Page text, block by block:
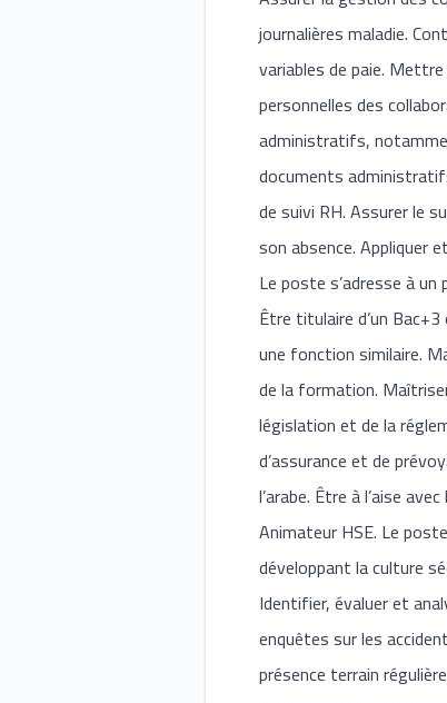
journalières maladie.
variables de paie.
personnelles des
administratifs,
documents
de suivi RH. Assurer le
son absence. Appliquer
Le poste s’adresse à
Être titulaire d’un
une fonction similaire.
de la formation.
législation et de la
d’assurance et de
l’arabe. Être à l’aise
Animateur HSE. Le
développant la culture
Identifier, évaluer et
enquêtes sur les
présence terrain